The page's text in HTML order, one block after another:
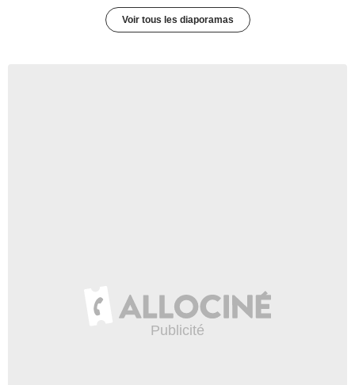
Voir tous les diaporamas